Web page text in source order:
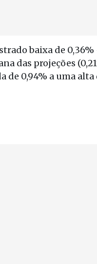
baixa de
das projeções
de 0,94% a uma alta